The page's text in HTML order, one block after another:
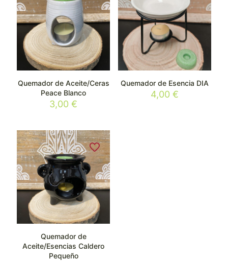
Quemador de Aceite/Ceras
Peace Blanco
3,00€
Quemador de Esencia DIA
4,00 €
Quemador de
Aceite/Esencias Caldero
Pequeño